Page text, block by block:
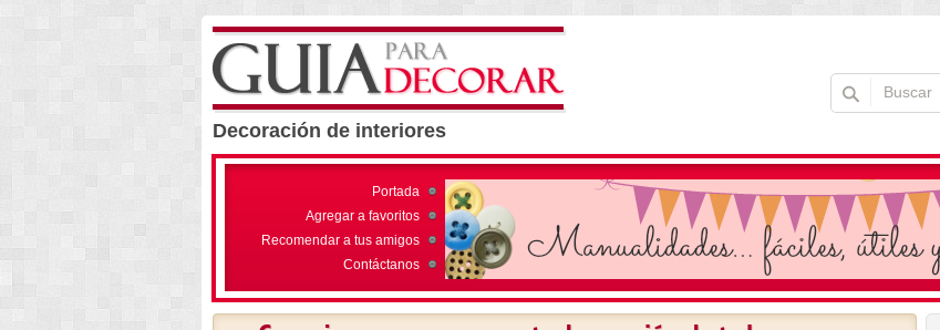
Decoración de interiores
Portada
Agregar a favoritos
Recomendar a tus amigos
Contáctanos